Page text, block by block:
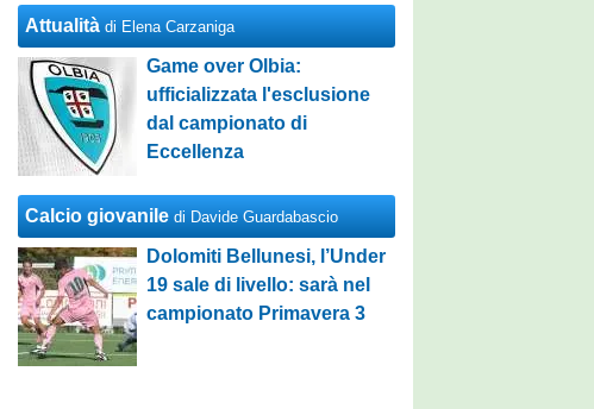
Attualità di Elena Carzaniga
Game over Olbia:
ufficializzata l'esclusione
dal campionato di
Eccellenza
Calcio giovanile di Davide Guardabascio
Dolomiti Bellunesi, l’Under
19 sale di livello: sarà nel
campionato Primavera 3